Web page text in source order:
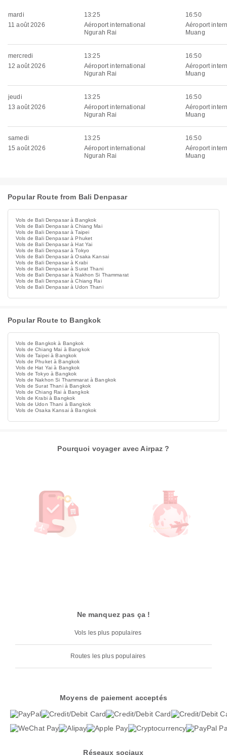
mardi
11 août 2026
13:25
Aéroport international
Ngurah Rai
16:50
Aéroport
Muang
mercredi
12 août 2026
13:25
Aéroport international
Ngurah Rai
16:50
Aéroport
Muang
jeudi
13 août 2026
13:25
Aéroport international
Ngurah Rai
16:50
Aéroport
Muang
samedi
15 août 2026
13:25
Aéroport international
Ngurah Rai
16:50
Aéroport
Muang
Popular Route from Bali Denpasar
Vols de Bali Denpasar à Bangkok
Vols de Bali Denpasar à Chiang Mai
Vols de Bali Denpasar à Taipei
Vols de Bali Denpasar à Phuket
Vols de Bali Denpasar à Hat Yai
Vols de Bali Denpasar à Tokyo
Vols de Bali Denpasar à Osaka Kansai
Vols de Bali Denpasar à Krabi
Vols de Bali Denpasar à Surat Thani
Vols de Bali Denpasar à Nakhon Si Thammarat
Vols de Bali Denpasar à Chiang Rai
Vols de Bali Denpasar à Udon Thani
Popular Route to Bangkok
Vols de Bangkok à Bangkok
Vols de Chiang Mai à Bangkok
Vols de Taipei à Bangkok
Vols de Phuket à Bangkok
Vols de Hat Yai à Bangkok
Vols de Tokyo à Bangkok
Vols de Nakhon Si Thammarat à Bangkok
Vols de Surat Thani à Bangkok
Vols de Chiang Rai à Bangkok
Vols de Krabi à Bangkok
Vols de Udon Thani à Bangkok
Vols de Osaka Kansai à Bangkok
Pourquoi voyager avec Airpaz ?
Ne manquez pas ça !
Vols les plus populaires
Routes les plus populaires
Moyens de paiement acceptés
Réseaux sociaux